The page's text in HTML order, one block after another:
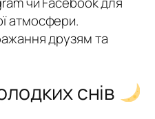
атмосфери.
друзям та
снів